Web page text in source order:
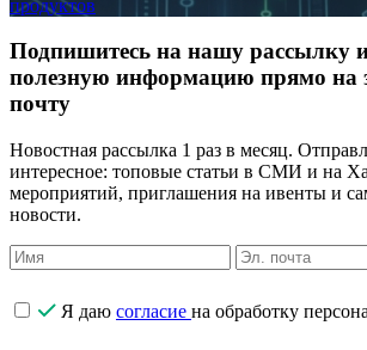
продуктов
Подпишитесь на нашу рассылку
полезную информацию прямо на
почту
Новостная рассылка 1 раз в месяц.
интересное: топовые статьи в СМИ и на
мероприятий, приглашения на ивенты и
новости.
Я даю согласие на обработку